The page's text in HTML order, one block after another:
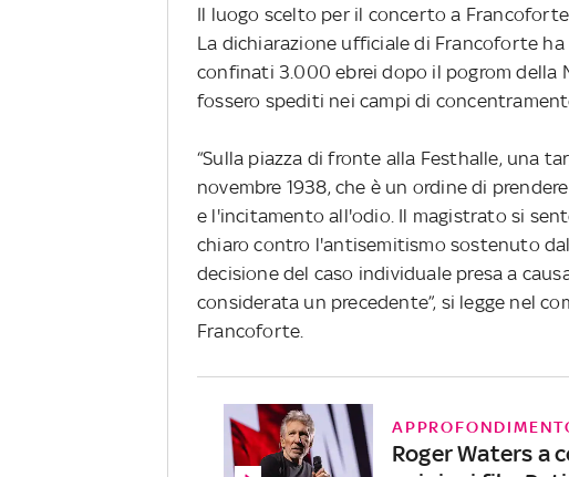
Il luogo scelto per il concerto a
La dichiarazione ufficiale di Francoforte
confinati 3.000 ebrei dopo il pogrom della
fossero spediti nei campi di
“Sulla piazza di fronte alla Festhalle, una
novembre 1938, che è un ordine di
e l'incitamento all'odio. Il magistrato si
chiaro contro l'antisemitismo sostenuto
decisione del caso individuale presa a
considerata un precedente”, si legge nel
Francoforte.
Roger Waters a